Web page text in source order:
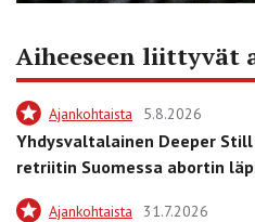
Aiheeseen liittyvät
Ajankohtaista 5.8.2026
Yhdysvaltalainen Deeper
retriitin Suomessa abortin
Ajankohtaista 31.7.2026